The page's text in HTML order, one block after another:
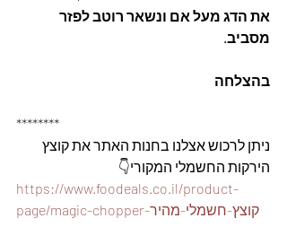
את הדג מעל אם ונשאר רוטב לפזר
מסביב.
בהצלחה
********
ניתן לרכוש אצלנו בחנות האתר את קוצץ
הירקות החשמלי המקורי👇
https://www.foodeals.co.il/product-
page/magic-chopper-קוצץ-חשמלי-מהיר